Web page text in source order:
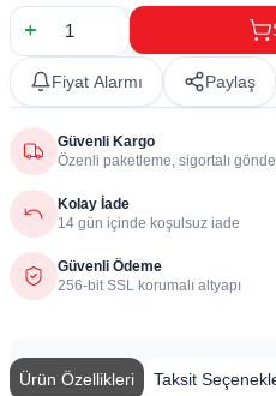
Fiyat Alarmı Paylaş
Güvenli Kargo
Özenli paketleme, sigortalı
Kolay İade
14 gün içinde koşulsuz iade
Güvenli Ödeme
256-bit SSL korumalı altyapı
Ürün Özellikleri Taksit